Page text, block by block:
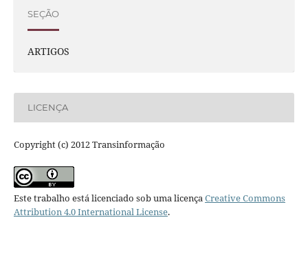
SEÇÃO
ARTIGOS
LICENÇA
Copyright (c) 2012 Transinformação
Este trabalho está licenciado sob uma licençaCreative Commons
Attribution 4.0 International License.